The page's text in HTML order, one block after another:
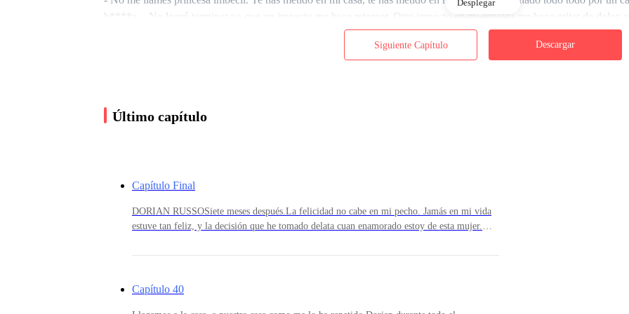
b****a. - No logró terminar ya que un impacto me hace retorcer. Otro impacto en mi espalda me hace gritar de dolor,
Desplegar
Siguiente Capítulo Descargar
Último capítulo
Capítulo Final
DORIAN RUSSOSiete meses después.La felicidad no cabe en mi pecho. Jamás en mi vida
estuve tan feliz, y la decisión que he tomado delata cuan enamorado estoy de esta mujer.
tocarlo.Con ella lo había vuelto a sentir todo, no tenía idea de como lo hizo, y exactamente
alfombra roja, hizo que el muro que tenia alrededor se destruyese. Su inocencia quizás, o
Capítulo 40